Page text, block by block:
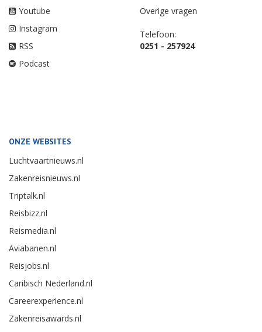
Youtube
Instagram
RSS
Podcast
Overige vragen
Telefoon:
0251 - 257924
ONZE WEBSITES
Luchtvaartnieuws.nl
Zakenreisnieuws.nl
Triptalk.nl
Reisbizz.nl
Reismedia.nl
Aviabanen.nl
Reisjobs.nl
Caribisch Nederland.nl
Careerexperience.nl
Zakenreisawards.nl